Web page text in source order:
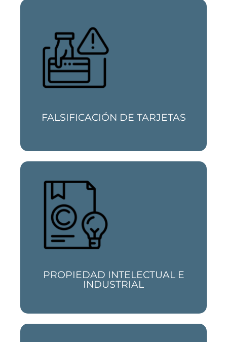
FALSIFICACIÓN DE TARJETAS
Si te han suplantado la identidad, han
clonado tus medios de pago o has sufrido
un fraude a través de tarjetas te ayudamos
a recuperar tu dinero
PROPIEDAD INTELECTUAL E
INDUSTRIAL
Si quieres defender tus derechos de autor
o estás siendo investigado por un delito
contra la propiedad intelectual e